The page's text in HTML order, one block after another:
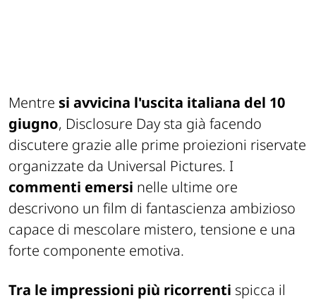
Mentre si avvicina l'uscita italiana del 10
giugno, Disclosure Daysta già facendo
discutere grazie alle prime proiezioni riservate
organizzate da Universal Pictures. I
commenti emersi nelle ultime ore
descrivono un film di fantascienza ambizioso
capace di mescolare mistero, tensione e una
forte componente emotiva.
Tra le impressioni più ricorrenti spicca il